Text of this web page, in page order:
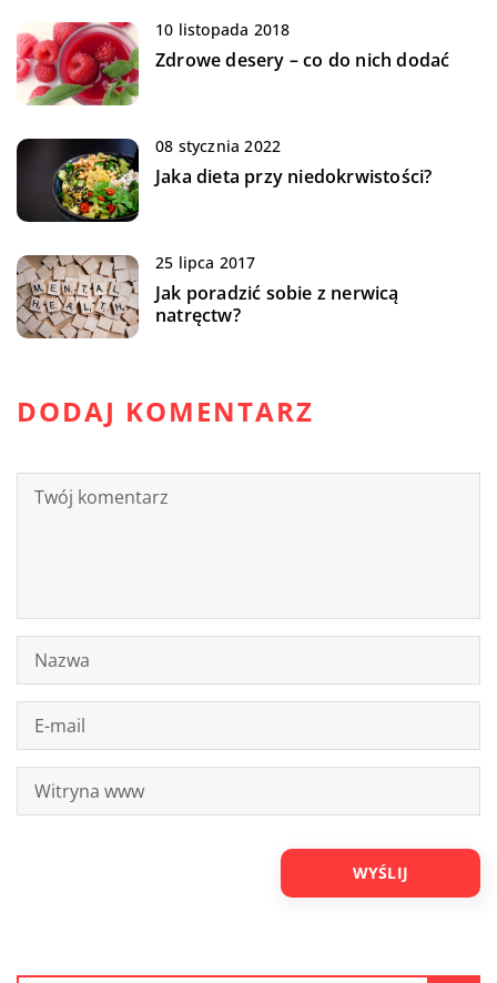
10 listopada 2018
Zdrowe desery – co do nich dodać
08 stycznia 2022
Jaka dieta przy niedokrwistości?
25 lipca 2017
Jak poradzić sobie z nerwicą
natręctw?
DODAJ KOMENTARZ